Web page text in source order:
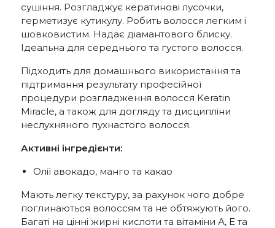
сушіння. Розгладжує кератинові лусочки,
герметизує кутикулу. Робить волосся легким і
шовковистим. Надає діамантового блиску.
Ідеальна для середнього та густого волосся.
Підходить для домашнього використання та
підтримання результату професійної
процедури розгладження волосся Keratin
Miracle, а також для догляду та дисципліни
неслухняного пухнастого волосся.
Активні інгредієнти:
Олії авокадо, манго та какао
Мають легку текстуру, за рахунок чого добре
поглинаються волоссям та не обтяжують його.
Багаті на цінні жирні кислоти та вітаміни А, Е та